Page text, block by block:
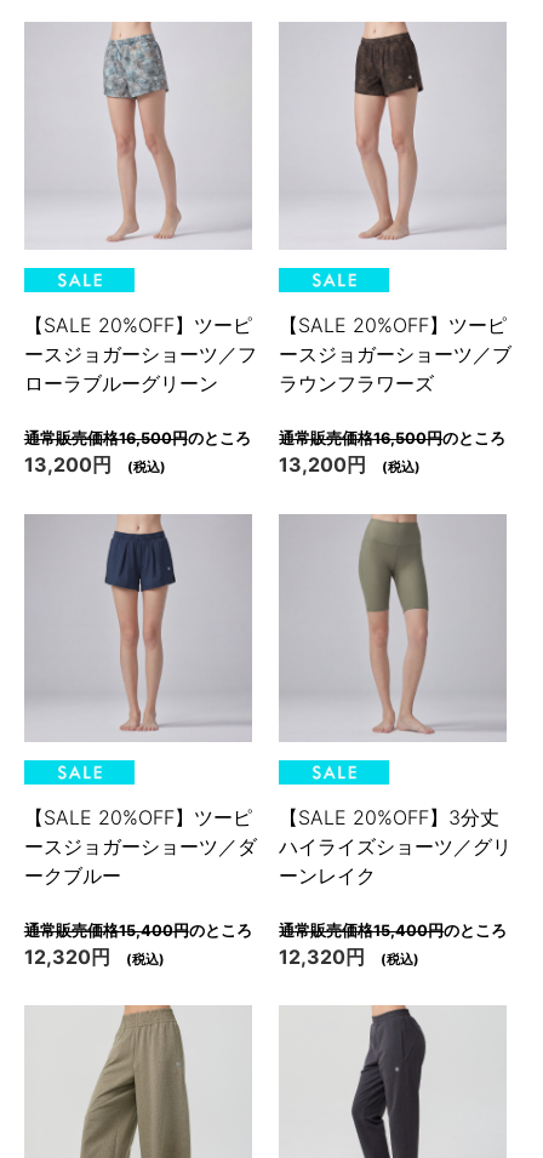
【SALE 20%OFF】ツーピ
ースジョガーショーツ／フ
ローラブルーグリーン
通常販売価格16,500円のところ
13,200円 (税込)
【SALE 20%OFF】ツーピ
ースジョガーショーツ／ブ
ラウンフラワーズ
通常販売価格16,500円のところ
13,200円 (税込)
【SALE 20%OFF】ツーピ
ースジョガーショーツ／ダ
ークブルー
通常販売価格15,400円のところ
12,320円 (税込)
【SALE 20%OFF】3分丈
ハイライズショーツ／グリ
ーンレイク
通常販売価格15,400円のところ
12,320円 (税込)